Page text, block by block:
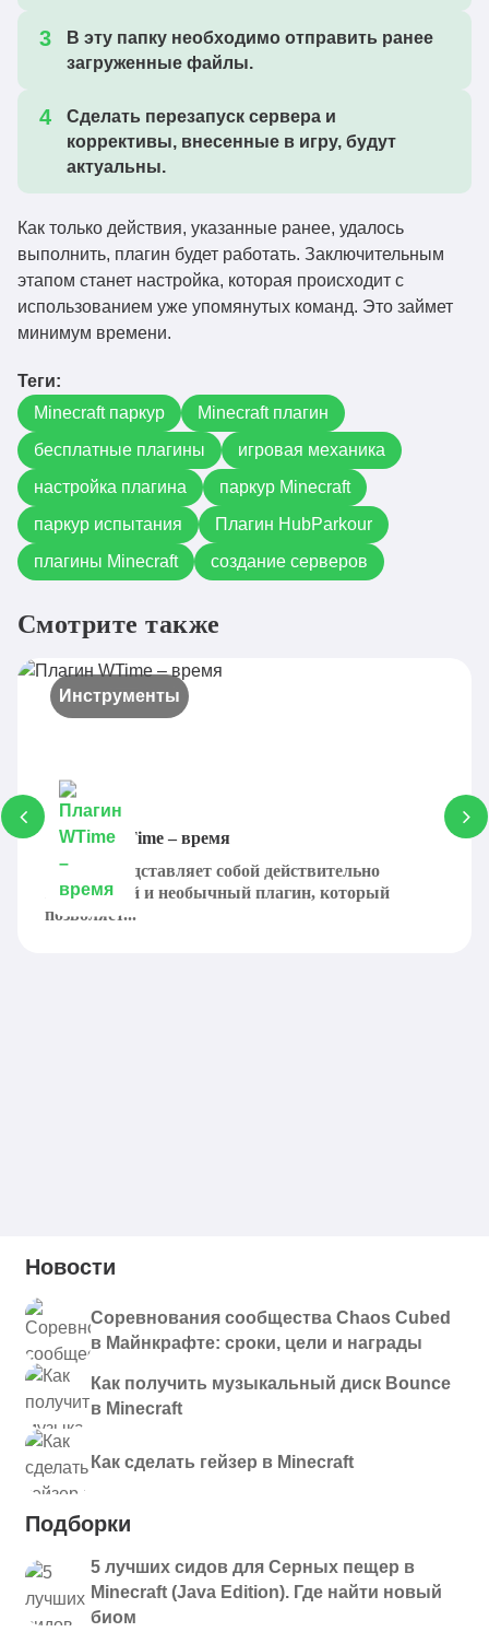
В эту папку необходимо отправить ранее
загруженные файлы.
Сделать перезапуск сервера и
коррективы, внесенные в игру, будут
актуальны.
Как только действия, указанные ранее, удалось
выполнить, плагин будет работать. Заключительным
этапом станет настройка, которая происходит с
использованием уже упомянутых команд. Это займет
минимум времени.
Теги:
Minecraft паркур
Minecraft плагин
бесплатные плагины
игровая механика
настройка плагина
паркур Minecraft
паркур испытания
Плагин HubParkour
плагины Minecraft
создание серверов
Смотрите также
Инструменты
Плагин WTime – время
WTime представляет собой действительно
интересный и необычный плагин, который
позволяет...
Новости
Соревнования сообщества Chaos Cubed
в Майнкрафте: сроки, цели и награды
Как получить музыкальный диск Bounce
в Minecraft
Как сделать гейзер в Minecraft
Подборки
5 лучших сидов для Серных пещер в
Minecraft (Java Edition). Где найти новый
биом